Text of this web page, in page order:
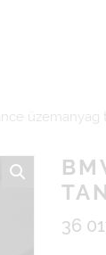
üzemanyag
36